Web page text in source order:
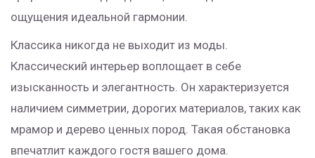
ощущения идеальной гармонии.
Классика никогда не выходит из моды.
Классический интерьер воплощает в себе
изысканность и элегантность. Он характеризуется
наличием симметрии, дорогих материалов, таких как
мрамор и дерево ценных пород. Такая обстановка
впечатлит каждого гостя вашего дома.